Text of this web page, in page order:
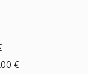
€